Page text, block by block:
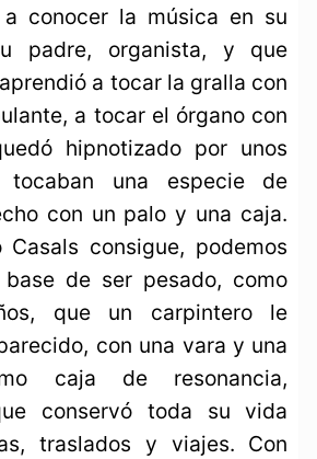
a conocer la música en su
padre, organista, y que
a tocar la gralla con
a tocar el órgano con
hipnotizado por unos
tocaban una especie de
con un palo y una caja.
consigue, podemos
de ser pesado, como
que un carpintero le
con una vara y una
caja de resonancia,
conservó toda su vida
traslados y viajes. Con